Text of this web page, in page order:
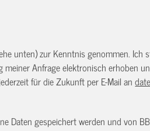
unten) zur Kenntnis genommen. Ich
Anfrage elektronisch erhoben
für die Zukunft per E-Mail an
Daten gespeichert werden und von